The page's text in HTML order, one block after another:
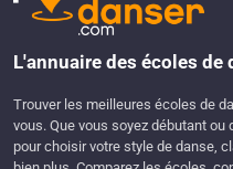
L'annuaire des écoles de
Trouver les meilleures écoles de
vous. Que vous soyez débutant
pour choisir votre style de danse,